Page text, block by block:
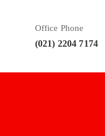
Office Phone
(021) 2204 7174